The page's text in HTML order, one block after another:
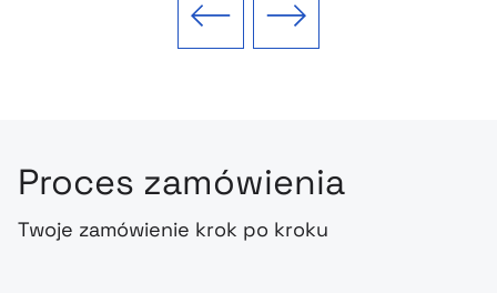
Poprzedni slajd Następny slajd
Proces zamówienia
Twoje zamówienie krok po kroku